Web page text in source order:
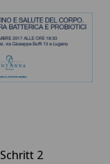
Schritt 2